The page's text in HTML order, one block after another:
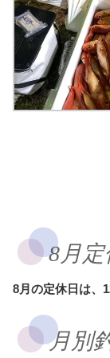
8月
8月の定休日は、
月別